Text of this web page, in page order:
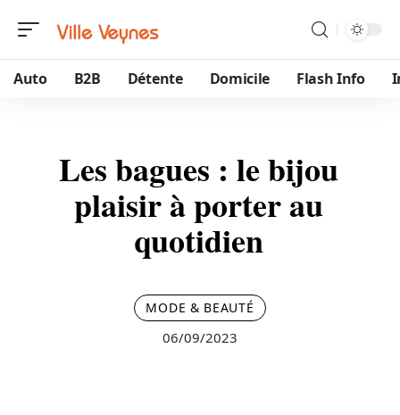
Auto B2B Détente Domicile Flash Info
Les bagues : le bijou
plaisir à porter au
quotidien
MODE & BEAUTÉ
06/09/2023